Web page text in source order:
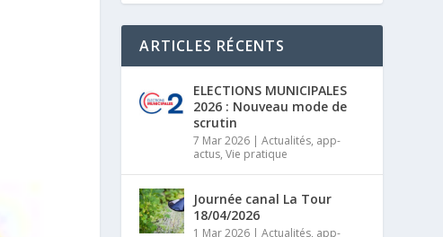
ARTICLES RÉCENTS
ELECTIONS MUNICIPALES
2026 : Nouveau mode de
scrutin
7 Mar 2026 |Actualités, app-
actus,Vie pratique
Journée canal La Tour
18/04/2026
1 Mar 2026 |Actualités, app-